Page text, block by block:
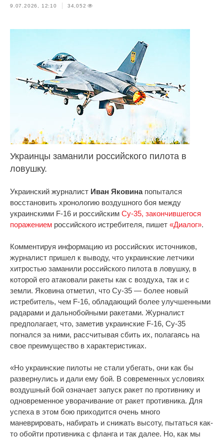
9.07.2026, 12:10 34,052
Украинцы заманили российского пилота в
ловушку.
Украинский журналист Иван Яковинапопытался
восстановить хронологию воздушного боя между
украинскими F-16 и российским Су-35, закончившегося
поражением российского истребителя, пишет «Диалог».
Комментируя информацию из российских источников,
журналист пришел к выводу, что украинские летчики
хитростью заманили российского пилота в ловушку, в
которой его атаковали ракеты как с воздуха, так и с
земли. Яковина отметил, что Су-35 — более новый
истребитель, чем F-16, обладающий более улучшенными
радарами и дальнобойными ракетами. Журналист
предполагает, что, заметив украинские F-16, Су-35
погнался за ними, рассчитывая сбить их, полагаясь на
свое преимущество в характеристиках.
«Но украинские пилоты не стали убегать, они как бы
развернулись и дали ему бой. В современных условиях
воздушный бой означает запуск ракет по противнику и
одновременное уворачивание от ракет противника. Для
успеха в этом бою приходится очень много
маневрировать, набирать и снижать высоту, пытаться как-
то обойти противника с фланга и так далее. Но, как мы